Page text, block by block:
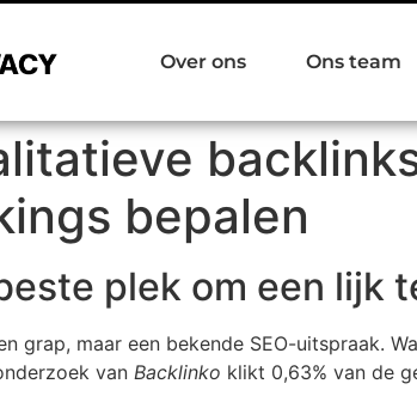
Over ons Ons team
bepalen
plek om een lijk
grap, maar een bekende SEO-uitspraak.
van Backlinko klikt 0,63% van de